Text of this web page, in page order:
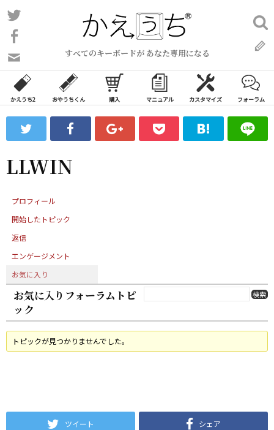
コ
ン
ン
ツ
ス
ッ
プ
すべてのキーボードが あなた専用になる
い
合
わ
フ
ォ
ム
検
索:
かえうち2 おやうちくん 購入 マニュアル カスタマイズ フォーラム
LLWIN
プロフィール
開始したトピック
返信
エンゲージメント
お気に入り
お気に入りフォーラムトピ
ック
トピックが見つかりませんでした。
ツイート シェア